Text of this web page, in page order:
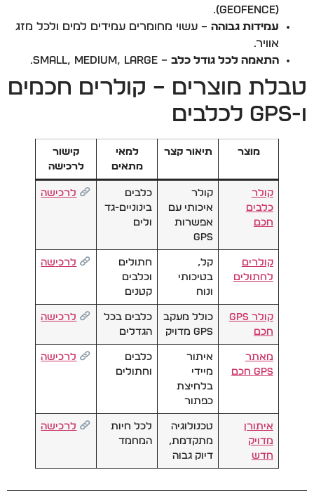
(Geofence).
עמידות גבוהה – עשוי מחומרים עמידים למים ולכל מזג
אוויר.
התאמה לכל גודל כלב – Small, Medium, Large.
טבלת מוצרים – קולרים חכמים
ו-GPS לכלבים
מוצר תיאור קצר
למאי
מתאים
קישור
לרכישה
קולר
כלבים
חכם
קולר
איכותי עם
אפשרות
GPS
כלבים
בינוניים-גד
ולים
לרכישה
קולרים
לחתולים
קל,
בטיכותי
ונוח
חתולים
וכלבים
קטנים
לרכישה
קולר GPS
חכם
כולל מעקב
GPS מדויק
כלבים בכל
הגדלים
לרכישה
מאתר
GPS חכם
איתור
מיידי
בלחיצת
כפתור
כלבים
וחתולים
לרכישה
איתורן
מדויק
חדש
טכנולוגיה
מתקדמת,
דיוק גבוה
לכל חיות
המחמד
לרכישה